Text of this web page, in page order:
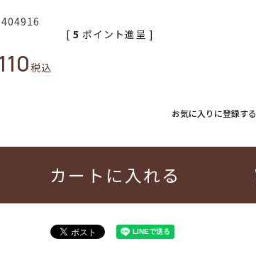
404916
110税込
[ 5 ポイント進呈 ]
お気に入りに登録する
カートに入れる